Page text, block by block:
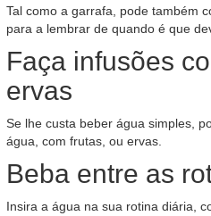
Tal como a garrafa, pode também
para a lembrar de quando é que
Faça infusões
ervas
Se lhe custa beber água simples,
água, com frutas, ou ervas.
Beba entre as
Insira a água na sua rotina diária,